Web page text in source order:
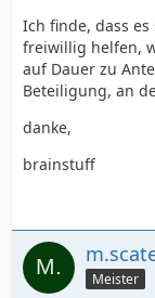
Ich finde, dass
freiwillig helfen,
auf Dauer zu
Beteiligung, an
danke,
brainstuff
Meister